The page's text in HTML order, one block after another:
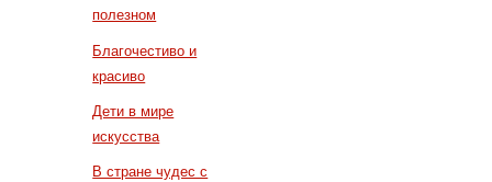
полезном
Благочестиво и
красиво
Дети в мире
искусства
В стране чудес с